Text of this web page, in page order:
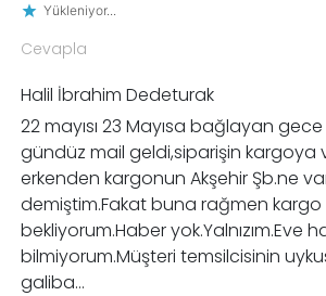
Yükleniyor...
Cevapla
Halil İbrahim Dedeturak
22 mayısı 23 Mayısa bağlayan
gündüz mail geldi,siparişin kargoya
erkenden kargonun Akşehir Şb.ne
demiştim.Fakat buna rağmen kargo
bekliyorum.Haber
bilmiyorum.Müşteri temsilcisinin
galiba…